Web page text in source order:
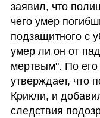
заявил, что
чего умер
подзащитного с
умер ли он от
мертвым". По
утверждает, что
Крикли, и
следствия